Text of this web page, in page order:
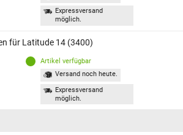
Expressversand
möglich.
für Latitude 14 (3400)
Artikel verfügbar
Versand noch heute.
Expressversand
möglich.